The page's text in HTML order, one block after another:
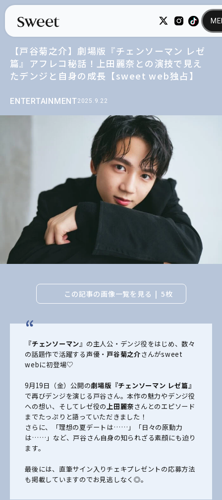
ENTERTAINMENT2025.9.22
【戸谷菊之介】劇場版『チェンソーマン レゼ
篇』アフレコ秘話！上田麗奈との演技で見え
たデンジと自身の成長【sweet web独占】
この記事の画像一覧を見る 5枚
『チェンソーマン』の主人公・デンジ役をはじめ、数々
の話題作で活躍する声優・ 戸谷菊之介さんがsweet
webに初登場♡
9月19日（金）公開の劇場版『チェンソーマン レゼ篇』
で再びデンジを演じる戸谷さん。本作の魅力やデンジ役
への想い、そしてレゼ役の上田麗奈さんとのエピソード
までたっぷりと語っていただきました！
さらに、「理想の夏デートは……」「日々の原動力
は……」など、戸谷さん自身の知られざる素顔にも迫り
ます。
最後には、直筆サイン入りチェキプレゼントの応募方法
も掲載していますのでお見逃しなく◎。